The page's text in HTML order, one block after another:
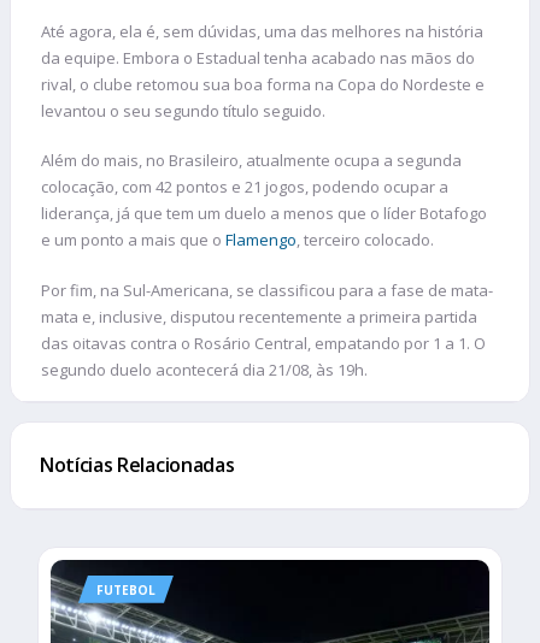
Até agora, ela é, sem dúvidas, uma das melhores na história
da equipe. Embora o Estadual tenha acabado nas mãos do
rival, o clube retomou sua boa forma na Copa do Nordeste e
levantou o seu segundo título seguido.
Além do mais, no Brasileiro, atualmente ocupa a segunda
colocação, com 42 pontos e 21 jogos, podendo ocupar a
liderança, já que tem um duelo a menos que o líder Botafogo
e um ponto a mais que o Flamengo, terceiro colocado.
Por fim, na Sul-Americana, se classificou para a fase de mata-
mata e, inclusive, disputou recentemente a primeira partida
das oitavas contra o Rosário Central, empatando por 1 a 1. O
segundo duelo acontecerá dia 21/08, às 19h.
Notícias Relacionadas
FUTEBOL